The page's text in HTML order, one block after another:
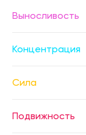
Выносливость
Концентрация
Сила
Подвижность